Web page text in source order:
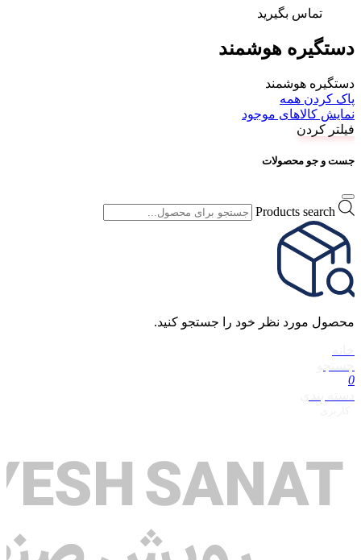
تماس بگیرید
دستگیره هوشمند
دستگیره هوشمند
پاک کردن همه
نمایش کالاهای موجود
فیلتر کردن
جست و جو محصولات
Products search
محصول مورد نظر خود را جستجو کنید.
0